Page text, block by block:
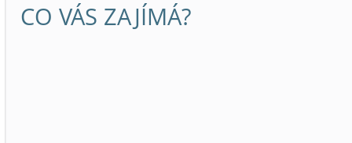
CO VÁS ZAJÍMÁ?